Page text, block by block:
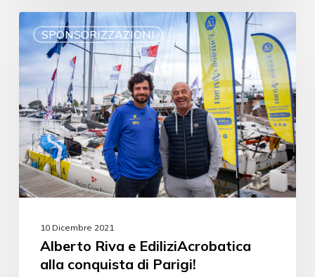
SPONSORIZZAZIONI
10 Dicembre 2021
Alberto Riva e EdiliziAcrobatica
alla conquista di Parigi!